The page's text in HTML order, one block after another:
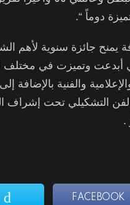
دوماً “.
يمنح جائزة سنوية لأهم
أبدعت وتميزت في مختلف
والفنية بالإضافة
والفن التشكيلي تحت إشراف
.
FACEBOOK